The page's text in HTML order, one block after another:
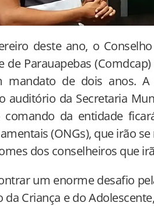
deste ano, o
de Parauapebas
mandato de dois anos.
auditório da Secretaria
comando da entidade
(ONGs), que irão
dos conselheiros que
um enorme desafio
Criança e do